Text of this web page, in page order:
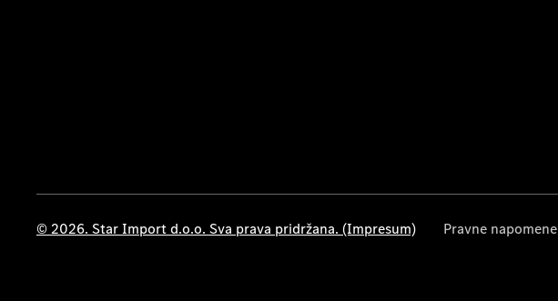
© 2026. Star Import d.o.o. Sva prava pridržana. (Impresum) Pravne napomene